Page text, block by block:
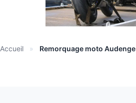
Accueil » Remorquage moto Audenge